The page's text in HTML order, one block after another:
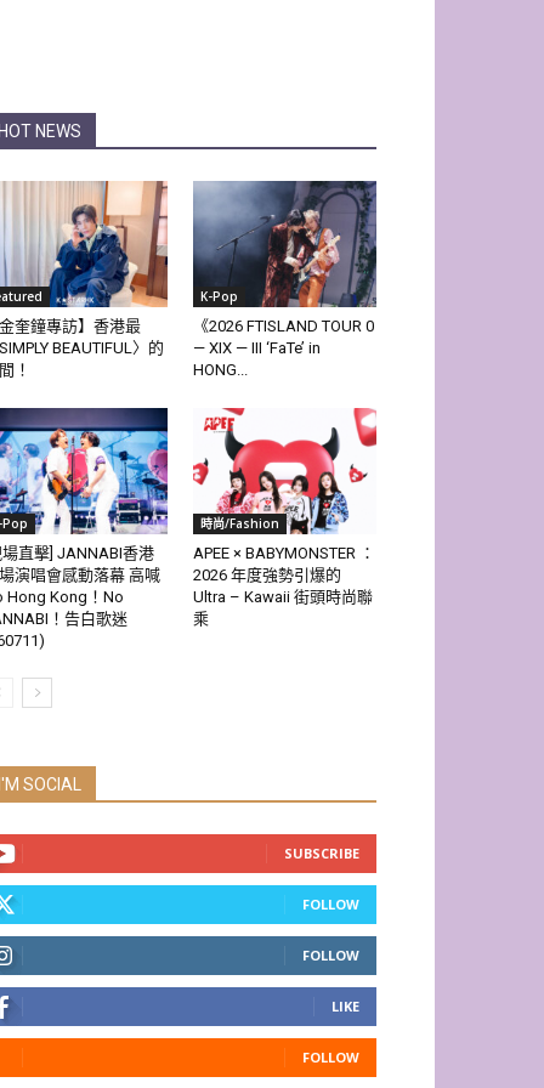
HOT NEWS
金奎鐘專訪】香港最
SIMPLY BEAUTIFUL〉的
！
K-Pop
《2026 FTISLAND TOUR 0
— XIX — III ‘FaTe’ in
HONG...
Pop
場直擊] JANNABI香港
演唱會感動落幕 高喊
Hong Kong！No
！告白歌迷
時尚/Fashion
APEE × BABYMONSTER ：
2026 年度強勢引爆的
Ultra – Kawaii 街頭時尚聯
乘
I'M SOCIAL
SUBSCRIBE
FOLLOW
FOLLOW
LIKE
FOLLOW